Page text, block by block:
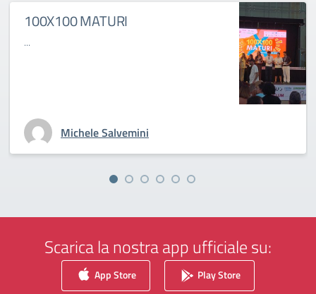
100X100 MATURI
...
Michele Salvemini
Scarica la nostra app ufficiale su:
App Store Play Store